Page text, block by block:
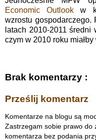
Economic Outlook w
wzrostu
latach 2010-2011 średni
czym w 2010 roku
Brak komentarzy :
Prześlij komentarz
Komentarze na blogu są
Zastrzegam sobie prawo do
komentarza bez podania